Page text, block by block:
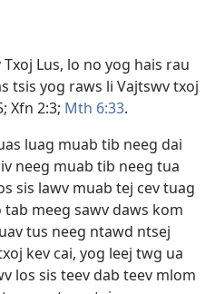
Lus, lo no yog hais rau
tsis yog raws li Vajtswv txoj
Xfn 2:3; Mth 6:33.
luag muab tib neeg dai
neeg muab tib neeg tua
sis lawv muab tej cev tuag
meeg sawv daws kom
tus neeg ntawd ntsej
kev cai, yog leej twg ua
los sis teev dab teev mlom